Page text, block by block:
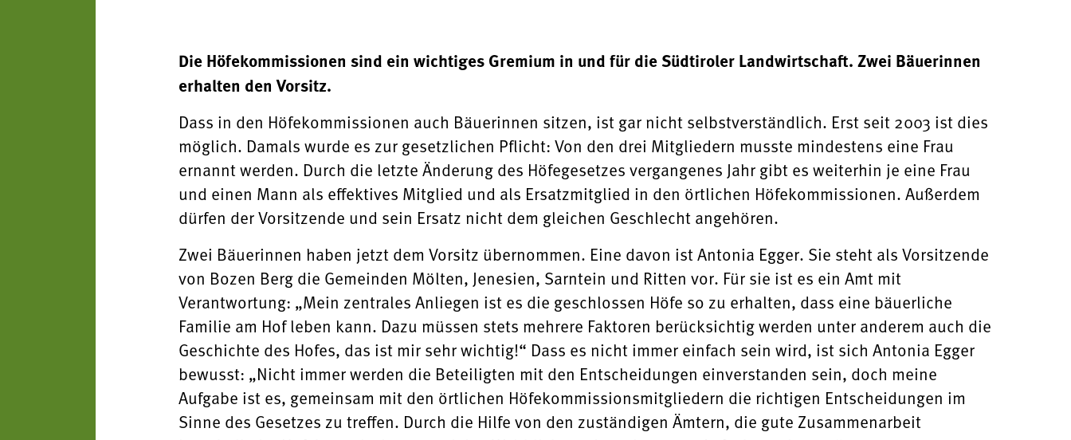
Die Höfekommissionen sind ein wichtiges Gremium in und für die Südtiroler Landwirtschaft. Zwei Bäuerinnen
erhalten den Vorsitz.
Dass in den Höfekommissionen auch Bäuerinnen sitzen, ist gar nicht selbstverständlich. Erst seit 2003 ist dies
möglich. Damals wurde es zur gesetzlichen Pflicht: Von den drei Mitgliedern musste mindestens eine Frau
ernannt werden. Durch die letzte Änderung des Höfegesetzes vergangenes Jahr gibt es weiterhin je eine Frau
und einen Mann als effektives Mitglied und als Ersatzmitglied in den örtlichen Höfekommissionen. Außerdem
dürfen der Vorsitzende und sein Ersatz nicht dem gleichen Geschlecht angehören.
Zwei Bäuerinnen haben jetzt dem Vorsitz übernommen. Eine davon ist Antonia Egger. Sie steht als Vorsitzende
von Bozen Berg die Gemeinden Mölten, Jenesien, Sarntein und Ritten vor. Für sie ist es ein Amt mit
Verantwortung: „Mein zentrales Anliegen ist es die geschlossen Höfe so zu erhalten, dass eine bäuerliche
Familie am Hof leben kann. Dazu müssen stets mehrere Faktoren berücksichtig werden unter anderem auch die
Geschichte des Hofes, das ist mir sehr wichtig!“ Dass es nicht immer einfach sein wird, ist sich Antonia Egger
bewusst: „Nicht immer werden die Beteiligten mit den Entscheidungen einverstanden sein, doch meine
Aufgabe ist es, gemeinsam mit den örtlichen Höfekommissionsmitgliedern die richtigen Entscheidungen im
Sinne des Gesetzes zu treffen. Durch die Hilfe von den zuständigen Ämtern, die gute Zusammenarbeit